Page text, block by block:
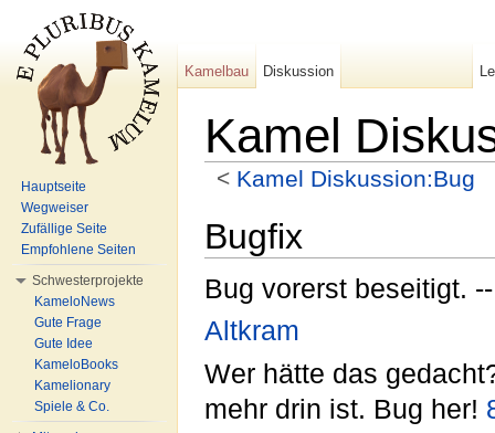
Kamel
< Kamel Diskussion:Bug
Bugfix
Bug vorerst beseitigt. --
Altkram
Wer hätte das
mehr drin ist. Bug her!
Kamelbau Diskussion
Hauptseite
Wegweiser
Zufällige Seite
Empfohlene Seiten
Schwesterprojekte
KameloNews
Gute Frage
Gute Idee
KameloBooks
Kamelionary
Spiele & Co.